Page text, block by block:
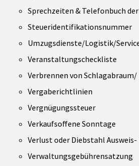
Sprechzeiten & Telefonbuch
Steueridentifikationsnummer
Umzugsdienste/Logistik/
Veranstaltungscheckliste
Verbrennen von
Vergaberichtlinien
Vergnügungssteuer
Verkaufsoffene Sonntage
Verlust oder Diebstahl
Verwaltungsgebührensatzung